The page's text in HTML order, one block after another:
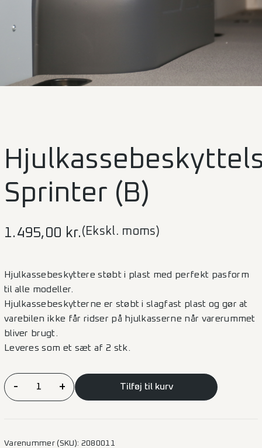
Sprinter (B)
1.495,00 kr. (Ekskl. moms)
Hjulkassebeskyttere støbt i plast med perfekt pasform
til alle modeller.
Hjulkassebeskytterne er støbt i slagfast plast og gør at
varebilen ikke får ridser på hjulkasserne når varerummet
bliver brugt.
Leveres som et sæt af 2 stk.
Hjulkassebeskyttelse
Sprinter
- + Tilføj til kurv
Varenummer (SKU): 2080011